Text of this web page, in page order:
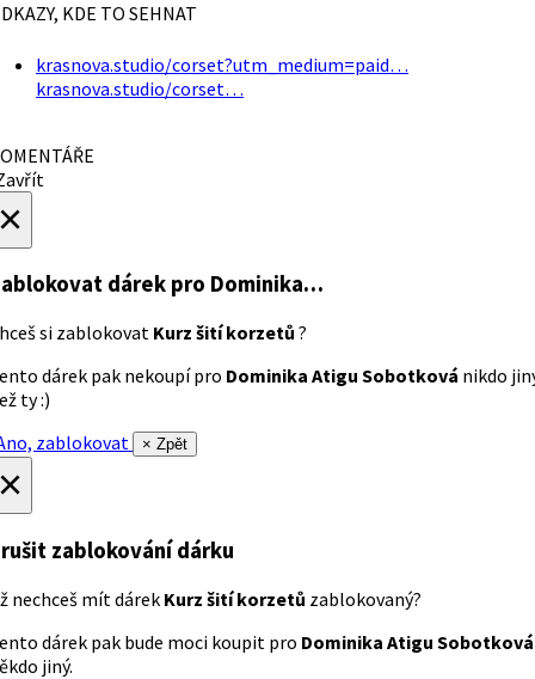
KDE TO SEHNAT
krasnova.studio/corset?utm_medium=paid…
krasnova.studio/corset…
dárek pro Dominika…
si zablokovat Kurz šití korzetů ?
dárek pak nekoupí pro Dominika Atigu Sobotková nikdo
ty :)
zablokovat
× Zpět
zablokování dárku
nechceš mít dárek Kurz šití korzetů zablokovaný?
dárek pak bude moci koupit pro Dominika Atigu Sobotková
jiný.